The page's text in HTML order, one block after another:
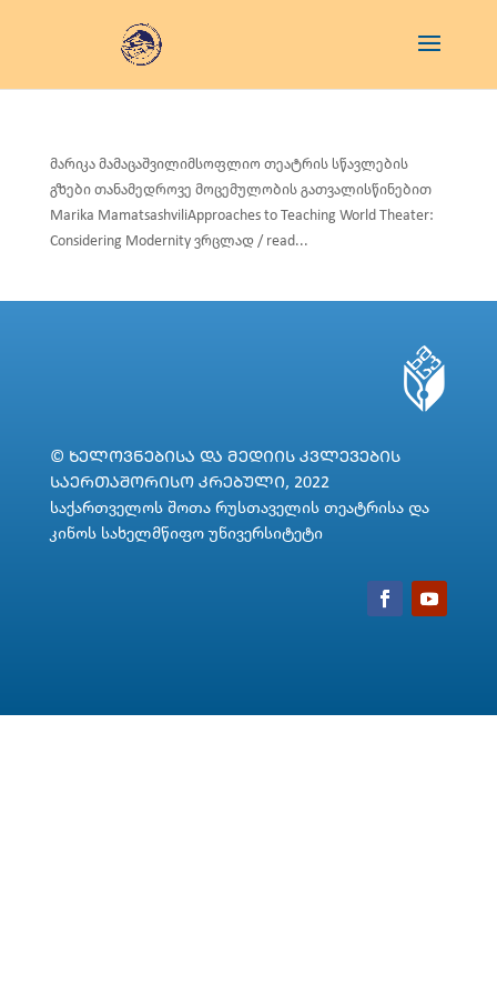
მარიკა მამაცაშვილიმსოფლიო თეატრის სწავლების
გზები თანამედროვე მოცემულობის გათვალისწინებით
Marika MamatsashviliApproaches to Teaching World Theater:
Considering Modernity ვრცლად / read...
© ᲮᲔᲚᲝᲕᲜᲔᲑᲘᲡᲐ ᲓᲐ ᲛᲔᲓᲘᲘᲡ ᲙᲕᲚᲔᲕᲔᲑᲘᲡ
ᲡᲐᲔᲠᲗᲐᲨᲝᲠᲘᲡᲝ ᲙᲠᲔᲑᲣᲚᲘ, 2022
საქართველოს შოთა რუსთაველის თეატრისა და
კინოს სახელმწიფო უნივერსიტეტი